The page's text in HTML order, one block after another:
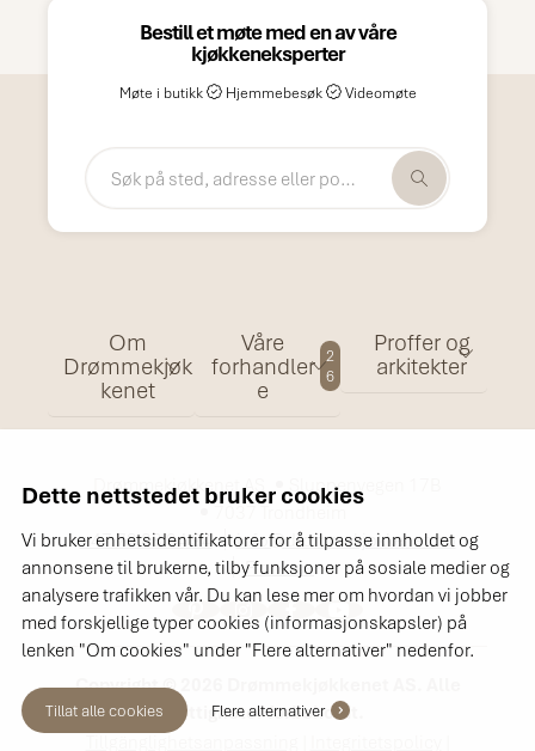
Dette nettstedet bruker cookies
Vi bruker enhetsidentifikatorer for å tilpasse innholdet og
annonsene til brukerne, tilby funksjoner på sosiale medier og
analysere trafikken vår. Du kan lese mer om hvordan vi jobber
med forskjellige typer cookies (informasjonskapsler) på
lenken "Om cookies" under "Flere alternativer" nedenfor.
Tillat alle cookies Flere alternativer
Bestill et møte med en av våre
kjøkkeneksperter
Møte i butikk Hjemmebesøk Videomøte
Om
Drømmekjøk
kenet
Våre
forhandler
e
2
6
Proffer og
arkitekter
Drømmekjøkkenet AS
Sluppenvegen 17B
7037 Trondheim
+47 72 88 94 94
info@drommekjokkenet.no
Finn oss
Copyright © 2026 Drømmekjøkkenet AS. Alle
rettigheter forbeholdt.
Tillgänglighetsanpassning